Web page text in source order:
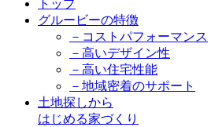
トップ
グルービーの特徴
－コストパフォーマンス
－高いデザイン性
－高い住宅性能
－地域密着のサポート
土地探しから
はじめる家づくり